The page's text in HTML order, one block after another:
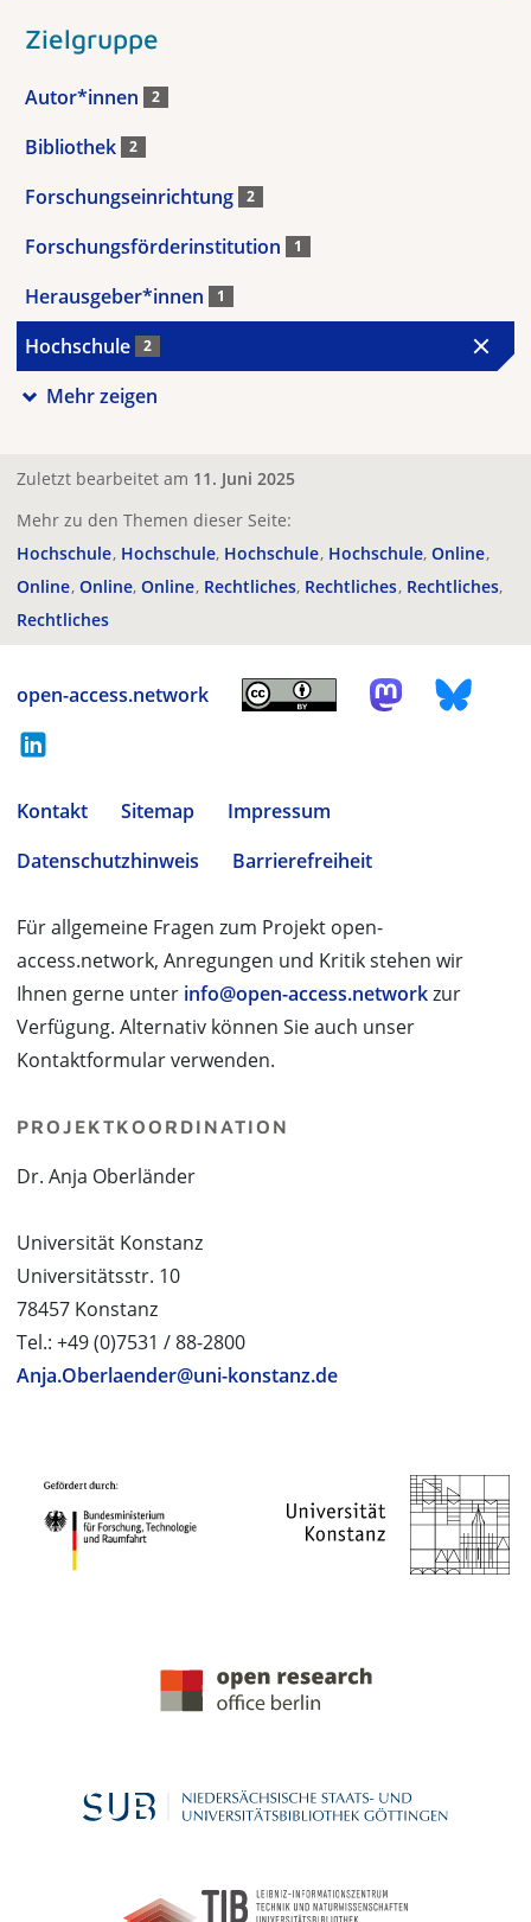
Zielgruppe
Autor*innen 2
Bibliothek 2
Forschungseinrichtung 2
Forschungsförderinstitution 1
Herausgeber*innen 1
Hochschule 2
Mehr zeigen
Zuletzt bearbeitet am 11. Juni 2025
Mehr zu den Themen dieser Seite:
Hochschule Hochschule Hochschule Hochschule Online
Online Online Online Rechtliches Rechtliches Rechtliches
Rechtliches
open-access.network
Kontakt Sitemap
Impressum
Datenschutzhinweis
Barrierefreiheit
Für allgemeine Fragen zum Projekt open-
access.network, Anregungen und Kritik stehen wir
Ihnen gerne unter info@open-access.networkzur
Verfügung. Alternativ können Sie auch unser
Kontaktformular verwenden.
PROJEKTKOORDINATION
Dr. Anja Oberländer
Universität Konstanz
Universitätsstr. 10
78457 Konstanz
Tel.: +49 (0)7531 / 88-2800
Anja.Oberlaender@uni-konstanz.de